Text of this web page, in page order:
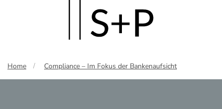
main
content
Home Compliance – Im Fokus der Bankenaufsicht